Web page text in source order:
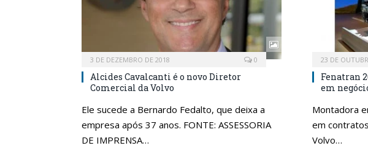
3 DE DEZEMBRO DE 2018 0
Alcides Cavalcanti é o novo Diretor
Comercial da Volvo
Ele sucede a Bernardo Fedalto, que deixa a
empresa após 37 anos. FONTE: ASSESSORIA
DE IMPRENSA…
23 DE
Fenatran
em
Montadora
em
Volvo…